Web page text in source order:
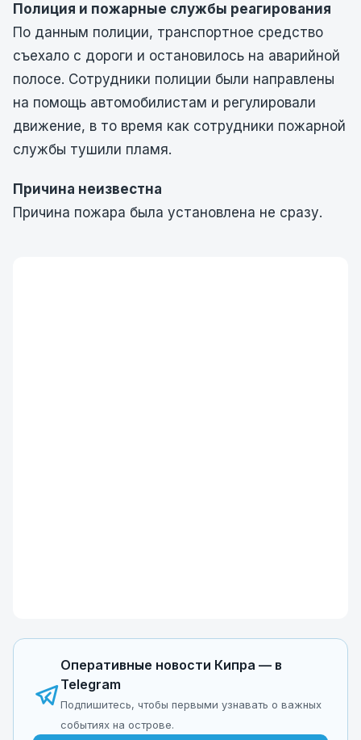
Полиция и пожарные службы реагирования
По данным полиции, транспортное средство
съехало с дороги и остановилось на аварийной
полосе. Сотрудники полиции были направлены
на помощь автомобилистам и регулировали
движение, в то время как сотрудники пожарной
службы тушили пламя.
Причина неизвестна
Причина пожара была установлена не сразу.
Оперативные новости Кипра — в
Telegram
Подпишитесь, чтобы первыми узнавать о важных
событиях на острове.